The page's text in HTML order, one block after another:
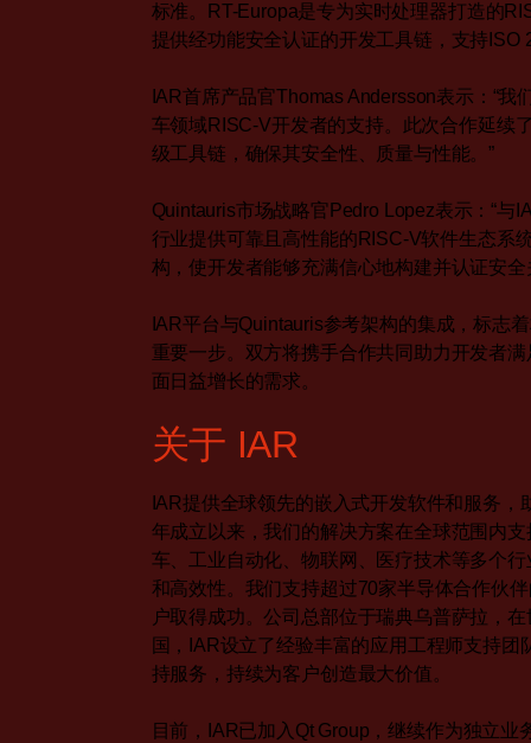
标准。RT-Europa是专为实时处理器打造的
提供经功能安全认证的开发工具链，支持ISO
IAR首席产品官Thomas Andersson表示：“
车领域RISC-V开发者的支持。此次合作延续
级工具链，确保其安全性、质量与性能。”
Quintauris市场战略官Pedro Lopez表示：“
行业提供可靠且高性能的RISC-V软件生态系
构，使开发者能够充满信心地构建并认证安全
IAR平台与Quintauris参考架构的集成，标志
重要一步。双方将携手合作共同助力开发者
面日益增长的需求。
关于 IAR
IAR提供全球领先的嵌入式开发软件和服务
年成立以来，我们的解决方案在全球范围内
车、工业自动化、物联网、医疗技术等多个
和高效性。我们支持超过70家半导体合作伙
户取得成功。公司总部位于瑞典乌普萨拉，
国，IAR设立了经验丰富的应用工程师支持
持服务，持续为客户创造最大价值。
目前，IAR已加入Qt Group，继续作为独立